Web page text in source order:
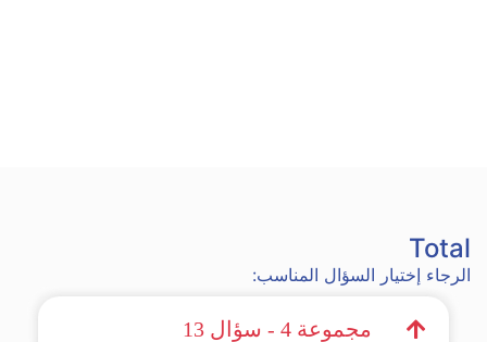
Total
الرجاء إختيار السؤال المناسب:
مجموعة 4 - سؤال 13